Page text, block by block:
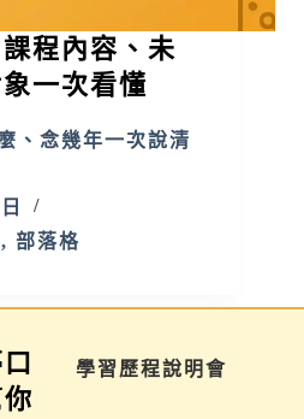
程內容、未
一次看懂
、念幾年一次說清
, 部落格
學習歷程說明會